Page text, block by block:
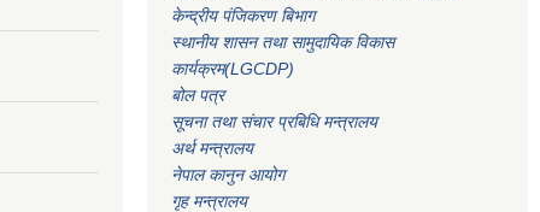
केन्द्रीय पंजिकरण बिभाग
स्थानीय शासन तथा सामुदायिक विकास
कार्यक्रम(LGCDP)
बोल पत्र
सूचना तथा संचार प्रबिधि मन्त्रालय
अर्थ मन्त्रालय
नेपाल कानुन आयोग
गृह मन्त्रालय